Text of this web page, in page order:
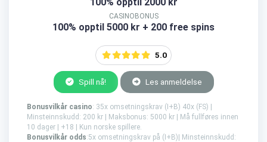
CASINOBONUS
100% opptil 5000 kr + 200 free spins
5.0
Spill nå! Les anmeldelse
Bonusvilkår casino: 35x omsetningskrav (I+B) 40x (FS) |
Minsteinnskudd: 200 kr | Maksbonus: 5000 kr | Må fullføres innen
10 dager | +18 | Kun norske spillere.
Bonusvilkår odds:5x omsetningskrav på (I+B)| Minsteinnskudd: